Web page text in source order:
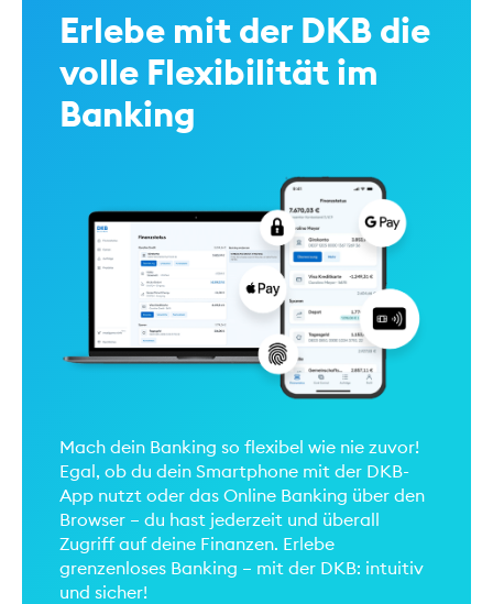
Erlebe mit der DKB die
volle Flexibilität im
Banking
Mach dein Banking so flexibel wie nie zuvor!
Egal, ob du dein Smartphone mit der DKB-
App nutzt oder das Online Banking über den
Browser – du hast jederzeit und überall
Zugriff auf deine Finanzen. Erlebe
grenzenloses Banking – mit der DKB: intuitiv
und sicher!